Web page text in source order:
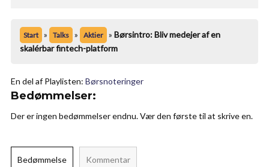
Start » Talks » Aktier » Børsintro: Bliv medejer af en
skalérbar fintech-platform
En del af Playlisten: Børsnoteringer
Bedømmelser:
Der er ingen bedømmelser endnu. Vær den første til at skrive en.
Bedømmelse Kommentar